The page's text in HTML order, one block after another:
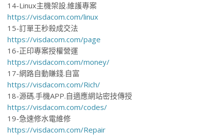
14-Linux主機架設.維護專案
https://visdacom.com/linux
15-訂單王秒殺成交法
https://visdacom.com/page
16-正印專案授權營運
https://visdacom.com/money/
17-網路自動賺錢.自富
https://visdacom.com/Rich/
18-源碼.手機APP.自適應網站密技傳授
https://visdacom.com/codes/
19-急速修水電維修
https://visdacom.com/Repair